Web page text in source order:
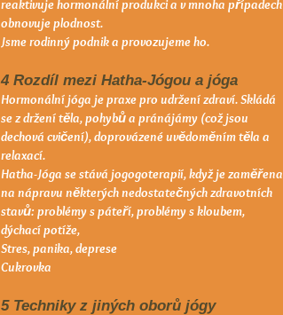
reaktivuje hormonální produkci a v mnoha případech
obnovuje plodnost.
Jsme rodinný podnik a provozujeme ho.
4 Rozdíl mezi Hatha-Jógou a jóga
Hormonální jóga je praxe pro udržení zdraví. Skládá
se z držení těla, pohybů a pránájámy (což jsou
dechová cvičení), doprovázené uvědoměním těla a
relaxací.
Hatha-Jóga se stává jogogoterapií, když je zaměřena
na nápravu některých nedostatečných zdravotních
stavů: problémy s páteří, problémy s kloubem,
dýchací potíže,
Stres, panika, deprese
Cukrovka
5 Techniky z jiných oborů jógy